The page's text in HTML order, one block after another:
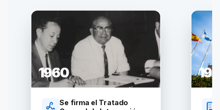
1960
Se firma el Tratado